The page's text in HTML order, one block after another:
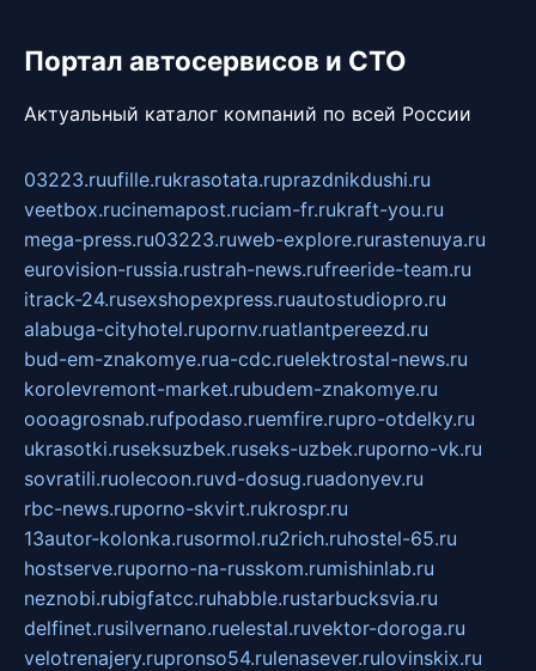
Портал автосервисов и СТО
Актуальный каталог компаний по всей России
03223.ruufille.rukrasotata.ruprazdnikdushi.ru
veetbox.rucinemapost.ruciam-fr.rukraft-you.ru
mega-press.ru03223.ruweb-explore.rurastenuya.ru
eurovision-russia.rustrah-news.rufreeride-team.ru
itrack-24.rusexshopexpress.ruautostudiopro.ru
alabuga-cityhotel.rupornv.ruatlantpereezd.ru
bud-em-znakomye.rua-cdc.ruelektrostal-news.ru
korolevremont-market.rubudem-znakomye.ru
oooagrosnab.rufpodaso.ruemfire.rupro-otdelky.ru
ukrasotki.ruseksuzbek.ruseks-uzbek.ruporno-vk.ru
sovratili.ruolecoon.ruvd-dosug.ruadonyev.ru
rbc-news.ruporno-skvirt.rukrospr.ru
13autor-kolonka.rusormol.ru2rich.ruhostel-65.ru
hostserve.ruporno-na-russkom.rumishinlab.ru
neznobi.rubigfatcc.ruhabble.rustarbucksvia.ru
delfinet.rusilvernano.ruelestal.ruvektor-doroga.ru
velotrenajery.rupronso54.rulenasever.rulovinskix.ru